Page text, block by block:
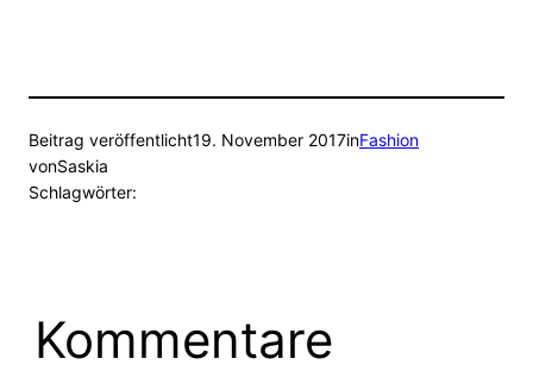
Beitrag veröffentlicht19. November 2017inFashion
vonSaskia
Schlagwörter:
Kommentare